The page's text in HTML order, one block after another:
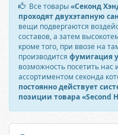
Все товары«Секонд
проходят двухэтапную
вещи подвергаются
составов, а затем
кроме того, при ввозе на
производится фумигация
возможность посетить нас
ассортиментом секонда
постоянно действует
позиции товара «Second